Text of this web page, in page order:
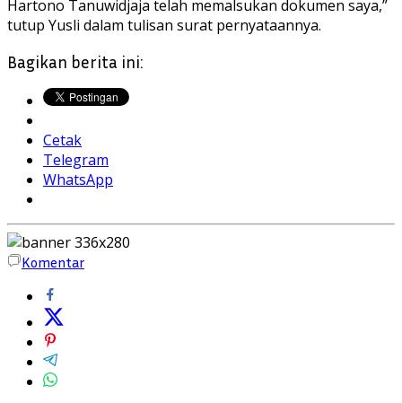
Hartono Tanuwidjaja telah memalsukan dokumen saya,”
tutup Yusli dalam tulisan surat pernyataannya.
Bagikan berita ini:
Cetak
Telegram
WhatsApp
Komentar